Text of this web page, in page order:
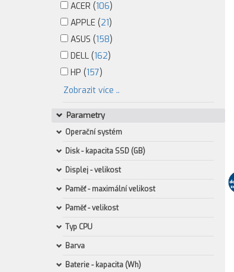
ACER (106)
APPLE (21)
ASUS (158)
DELL (162)
HP (157)
Zobrazit více ..
Parametry
Operační systém
Disk - kapacita SSD (GB)
Displej - velikost
Paměť - maximální velikost
Paměť - velikost
Typ CPU
Barva
Baterie - kapacita (Wh)